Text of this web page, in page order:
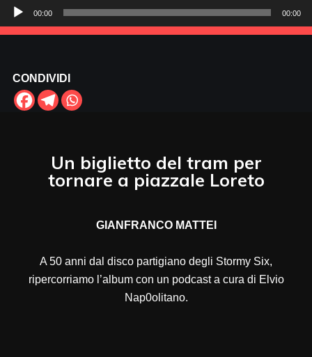
Audio
Player
00:00 00:00
CONDIVIDI
Un biglietto del tram per
tornare a piazzale Loreto
GIANFRANCO MATTEI
A 50 anni dal disco partigiano degli Stormy Six,
ripercorriamo l’album con un podcast a cura di Elvio
Nap0olitano.